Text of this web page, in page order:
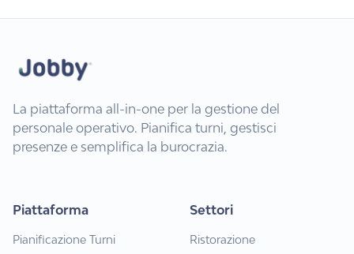
La piattaforma all-in-one per la gestione del
personale operativo. Pianifica turni, gestisci
presenze e semplifica la burocrazia.
Piattaforma
Pianificazione Turni
Settori
Ristorazione